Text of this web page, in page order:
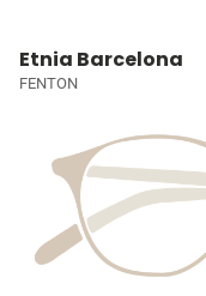
Etnia Barcelona
FENTON